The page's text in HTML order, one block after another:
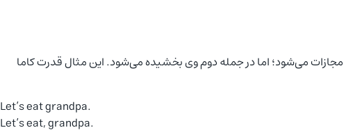
می‌شود؛ اما در جمله دوم وی بخشیده می‌شود. این مثال قدرت کاما
Let’s eat grandpa.
Let’s eat, grandpa.